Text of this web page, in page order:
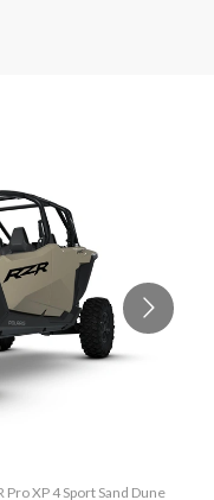
XP 4 Sport Sand Dune